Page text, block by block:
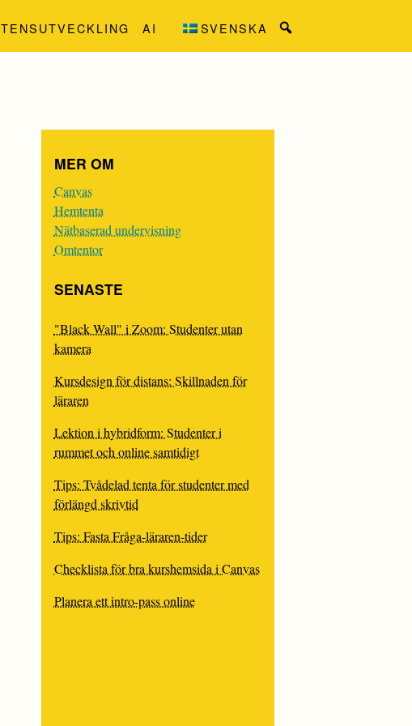
AI SVENSKA
Search
MER OM
Canvas
Hemtenta
Nätbaserad undervisning
Omtentor
SENASTE
"Black Wall" i Zoom: Studenter utan
kamera
Kursdesign för distans: Skillnaden för
läraren
Lektion i hybridform: Studenter i
rummet och online samtidigt
Tips: Tvådelad tenta för studenter med
förlängd skrivtid
Tips: Fasta Fråga-läraren-tider
Checklista för bra kurshemsida i Canvas
Planera ett intro-pass online